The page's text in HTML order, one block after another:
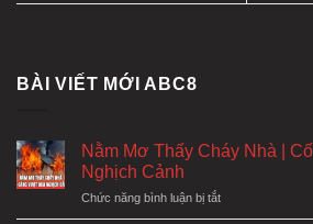
BÀI VIẾT MỚI ABC8
Nằm Mơ Thấy Cháy Nhà |
Nghịch Cảnh
Chức năng bình luận bị tắtở